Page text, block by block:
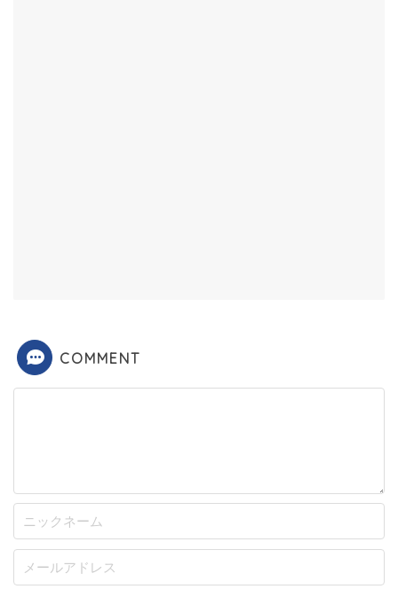
COMMENT